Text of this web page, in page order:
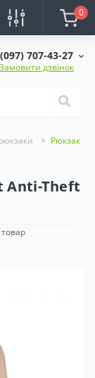
0
(097) 707-43-27
Замовити дзвінок
Рюкзак
Anti-Theft